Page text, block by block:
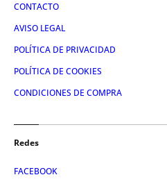
CONTACTO
AVISO LEGAL
POLÍTICA DE PRIVACIDAD
POLÍTICA DE COOKIES
CONDICIONES DE COMPRA
Redes
FACEBOOK